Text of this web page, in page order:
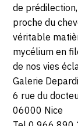
de
proche du
véritable
mycélium en
de nos vies
Galerie
6 rue du
06000 Nice